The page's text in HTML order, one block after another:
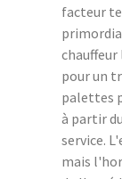
facteur
pour un
palettes
à partir
service.
mais